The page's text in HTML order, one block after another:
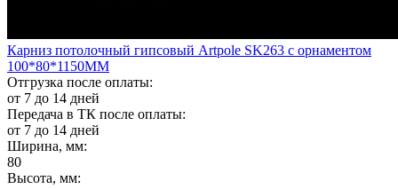
Карниз потолочный гипсовый Artpole SK263 с орнаментом
100*80*1150ММ
Отгрузка после оплаты:
от 7 до 14 дней
Передача в ТК после оплаты:
от 7 до 14 дней
Ширина, мм:
80
Высота, мм: